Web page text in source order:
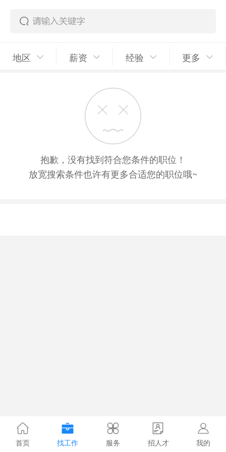
地区 薪资 经验 更多
抱歉，没有找到符合您条件的职位！
放宽搜索条件也许有更多合适您的职位哦~
首页 找工作 服务 招人才 我的